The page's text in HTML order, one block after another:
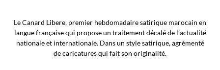
Le Canard Libere, premier hebdomadaire satirique marocain en
langue française qui propose un traitement décalé de l’actualité
nationale et internationale. Dans un style satirique, agrémenté
de caricatures qui fait son originalité.